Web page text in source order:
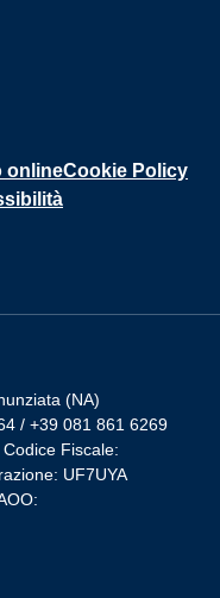
onlineCookie Policy
(NA)
/ +39 081 861 6269
Fiscale:
UF7UYA